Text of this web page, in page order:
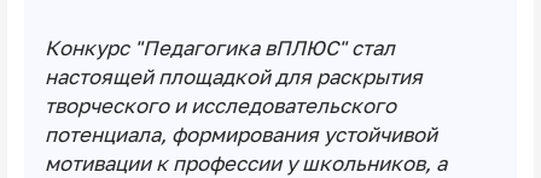
Конкурс "Педагогика вПЛЮС" стал
настоящей площадкой для раскрытия
творческого и исследовательского
потенциала, формирования устойчивой
мотивации к профессии у школьников, а